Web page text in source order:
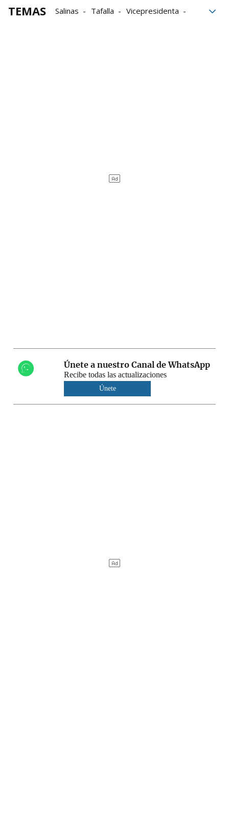
TEMAS Salinas Tafalla
Vicepresidenta
Únete a nuestro Canal de WhatsApp
Recibe todas las actualizaciones
Únete